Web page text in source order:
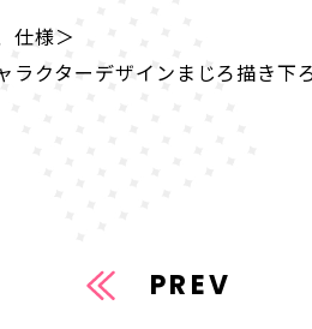
仕様＞
ラクターデザインまじろ描き下
PREV